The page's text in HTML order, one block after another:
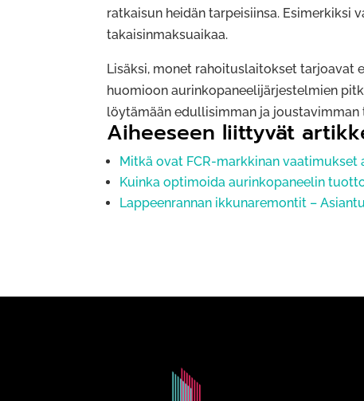
ratkaisun heidän tarpeisiinsa.
takaisinmaksuaikaa.
Lisäksi, monet rahoituslaitokset tarjoavat
huomioon aurinkopaneelijärjestelmien
löytämään edullisimman ja
Aiheeseen liittyvät
Mitkä ovat FCR-markkinan vaatimukset
Kuinka optimoida aurinkopaneelin
Lappeenrannan ikkunaremontit –